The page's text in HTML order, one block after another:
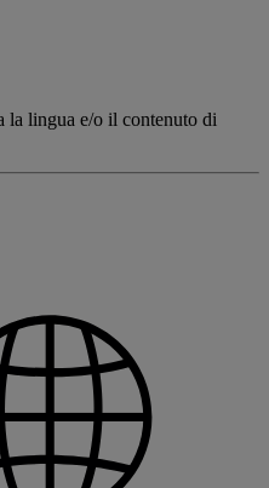
la lingua e/o il contenuto di